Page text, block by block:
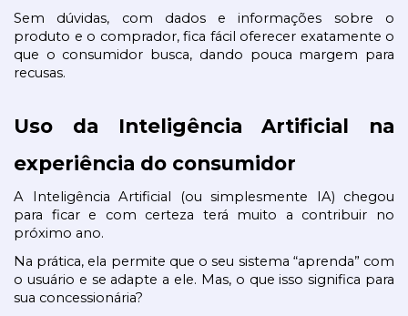
Sem dúvidas, com dados e informações sobre o
produto e o comprador, fica fácil oferecer exatamente o
que o consumidor busca, dando pouca margem para
recusas.
Uso da Inteligência Artificial na
experiência do consumidor
A Inteligência Artificial (ou simplesmente IA) chegou
para ficar e com certeza terá muito a contribuir no
próximo ano.
Na prática, ela permite que o seu sistema “aprenda” com
o usuário e se adapte a ele. Mas, o que isso significa para
sua concessionária?